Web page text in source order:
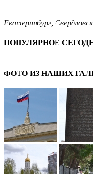
Екатеринбург
ПОПУЛЯРНОЕ
ФОТО ИЗ НАШИХ